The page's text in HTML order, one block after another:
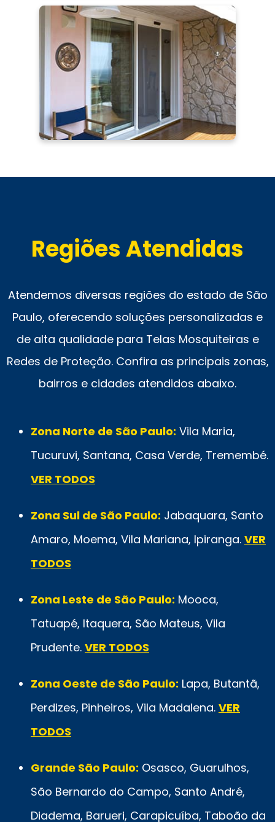
Regiões Atendidas
Atendemos diversas regiões do estado de São
Paulo, oferecendo soluções personalizadas e
de alta qualidade para Telas Mosquiteiras e
Redes de Proteção. Confira as principais zonas,
bairros e cidades atendidos abaixo.
Zona Norte de São Paulo: Vila Maria,
Tucuruvi, Santana, Casa Verde, Tremembé.
VER TODOS
Zona Sul de São Paulo: Jabaquara, Santo
Amaro, Moema, Vila Mariana, Ipiranga. VER
TODOS
Zona Leste de São Paulo: Mooca,
Tatuapé, Itaquera, São Mateus, Vila
Prudente. VER TODOS
Zona Oeste de São Paulo: Lapa, Butantã,
Perdizes, Pinheiros, Vila Madalena. VER
TODOS
Grande São Paulo: Osasco, Guarulhos,
São Bernardo do Campo, Santo André,
Diadema, Barueri, Carapicuíba, Taboão da